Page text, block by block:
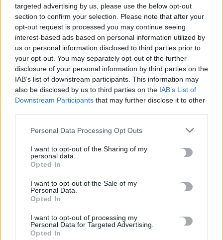
targeted advertising by us, please use the below opt-out
section to confirm your selection. Please note that after your
opt-out request is processed you may continue seeing
interest-based ads based on personal information utilized by
us or personal information disclosed to third parties prior to
your opt-out. You may separately opt-out of the further
disclosure of your personal information by third parties on the
IAB’s list of downstream participants. This information may
also be disclosed by us to third parties on the IAB’s List of
Downstream Participants that may further disclose it to other
Personal Data Processing Opt Outs
I want to opt-out of the Sharing of my
personal data.
Opted In
I want to opt-out of the Sale of my
Personal Data.
Opted In
I want to opt-out of processing my
Personal Data for Targeted Advertising.
Opted In
ΡΟΗ ΕΙΔΗΣΕΩΝ
Τραγωδία στα Μάλια: Νεκρός 64χρονος στη θάλασσα
9 Αυγούστου, 2026
Ριπές ανέμου έως 110 χλμ/ώρα στην Κρήτη -Στο «κόκκινο»
μέχρι την Τετάρτη
9 Αυγούστου, 2026
ξυλοκοπήθηκε βάναυσα από ασθενή
απορριμμάτων
9 Αυγούστου, 2026
Τουρνάς: Πάνω από 400 φωτιές σε 10 ημέρες, από αμέλεια το
90% των περιστατικών